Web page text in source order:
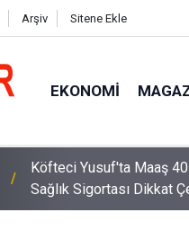
Arşiv Sitene Ekle
EKONOMI
Sürücüler Dikkat! Yeni